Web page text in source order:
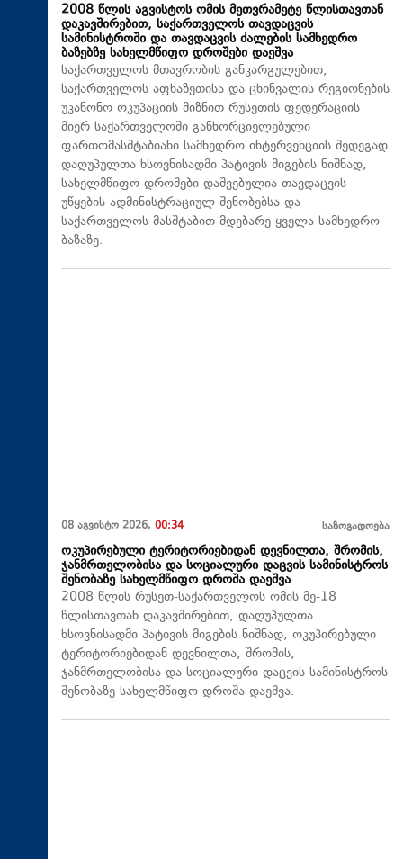
2008 წლის აგვისტოს ომის მეთვრამეტე წლისთავთან
დაკავშირებით, საქართველოს თავდაცვის
სამინისტროში და თავდაცვის ძალების სამხედრო
ბაზებზე სახელმწიფო დროშები დაეშვა
საქართველოს მთავრობის განკარგულებით,
საქართველოს აფხაზეთისა და ცხინვალის რეგიონების
უკანონო ოკუპაციის მიზნით რუსეთის ფედერაციის
მიერ საქართველოში განხორციელებული
ფართომასშტაბიანი სამხედრო ინტერვენციის შედეგად
დაღუპულთა ხსოვნისადმი პატივის მიგების ნიშნად,
სახელმწიფო დროშები დაშვებულია თავდაცვის
უწყების ადმინისტრაციულ შენობებსა და
საქართველოს მასშტაბით მდებარე ყველა სამხედრო
ბაზაზე.
08 აგვისტო 2026, 00:34 საზოგადოება
ოკუპირებული ტერიტორიებიდან დევნილთა, შრომის,
ჯანმრთელობისა და სოციალური დაცვის სამინისტროს
შენობაზე სახელმწიფო დროშა დაეშვა
2008 წლის რუსეთ-საქართველოს ომის მე-18
წლისთავთან დაკავშირებით, დაღუპულთა
ხსოვნისადმი პატივის მიგების ნიშნად, ოკუპირებული
ტერიტორიებიდან დევნილთა, შრომის,
ჯანმრთელობისა და სოციალური დაცვის სამინისტროს
შენობაზე სახელმწიფო დროშა დაეშვა.